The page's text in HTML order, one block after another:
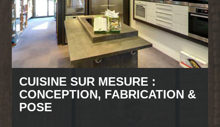
CUISINE SUR MESURE :
CONCEPTION, FABRICATION &
POSE